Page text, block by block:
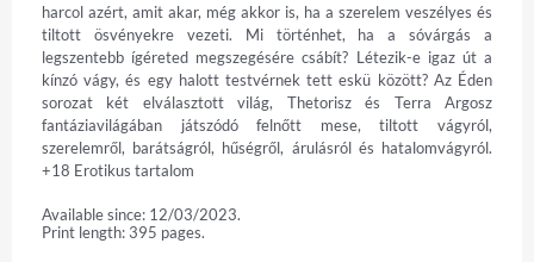
harcol azért, amit akar, még akkor is, ha a szerelem veszélyes és
tiltott ösvényekre vezeti. Mi történhet, ha a sóvárgás a
legszentebb ígéreted megszegésére csábít? Létezik-e igaz út a
kínzó vágy, és egy halott testvérnek tett eskü között? Az Éden
sorozat két elválasztott világ, Thetorisz és Terra Argosz
fantáziavilágában játszódó felnőtt mese, tiltott vágyról,
szerelemről, barátságról, hűségről, árulásról és hatalomvágyról.
+18 Erotikus tartalom
Available since: 12/03/2023.
Print length: 395 pages.